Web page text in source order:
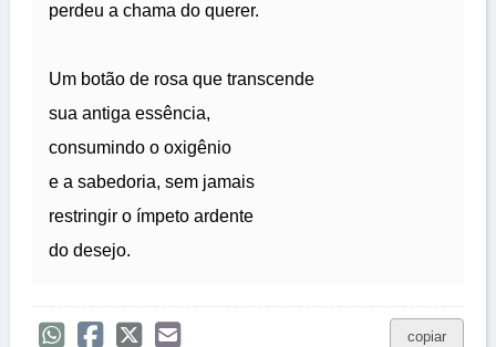
perdeu a chama do querer.
Um botão de rosa que transcende
sua antiga essência,
consumindo o oxigênio
e a sabedoria, sem jamais
restringir o ímpeto ardente
do desejo.
copiar